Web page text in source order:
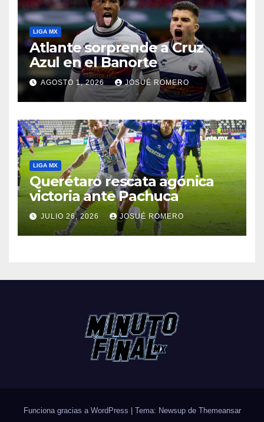
LIGA MX
Atlante sorprende a Cruz
Azul en el Banorte
AGOSTO 1, 2026 JOSUÉ ROMERO
LIGA MX
Querétaro rescata agónica
victoria ante Pachuca
JULIO 26, 2026 JOSUÉ ROMERO
Funciona gracias a WordPress | Tema: Newsup de Themeansar